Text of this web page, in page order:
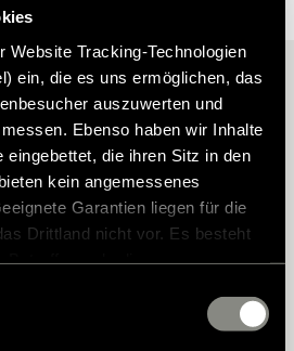
Website Tracking-Technologien
ein, die es uns ermöglichen, das
auszuwerten und
Ebenso haben wir Inhalte
eingebettet, die ihren Sitz in den
kein angemessenes
Garantien liegen für die
Drittland nicht vor. Es besteht
können Daten für
med utmärkt
gör att interiören känns större och
eller förvaringsfack – antalet
B-klass MasterLine är nästan
som därhemma